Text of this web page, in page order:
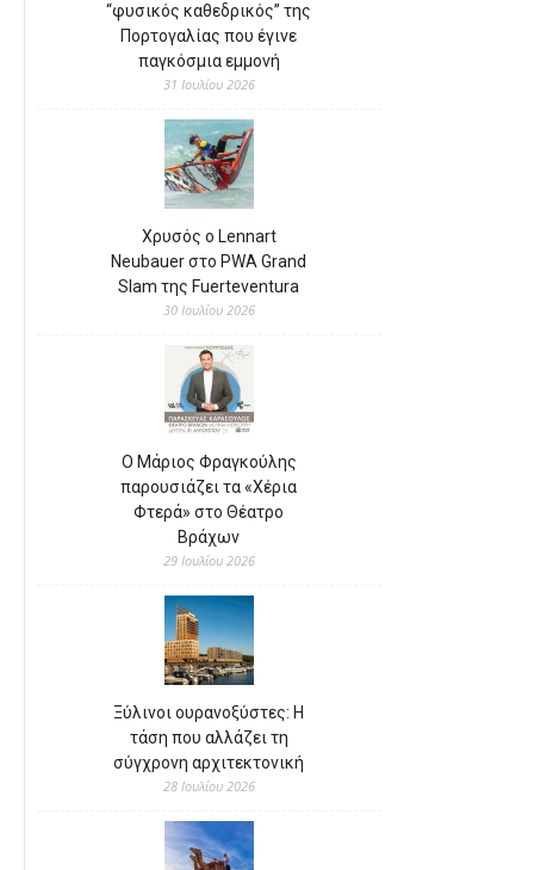
“φυσικός καθεδρικός” της
Πορτογαλίας που έγινε
παγκόσμια εμμονή
31 Ιουλίου 2026
Χρυσός ο Lennart
Neubauer στο PWA Grand
Slam της Fuerteventura
30 Ιουλίου 2026
Ο Μάριος Φραγκούλης
παρουσιάζει τα «Χέρια
Φτερά» στο Θέατρο
Βράχων
29 Ιουλίου 2026
Ξύλινοι ουρανοξύστες: Η
τάση που αλλάζει τη
σύγχρονη αρχιτεκτονική
28 Ιουλίου 2026